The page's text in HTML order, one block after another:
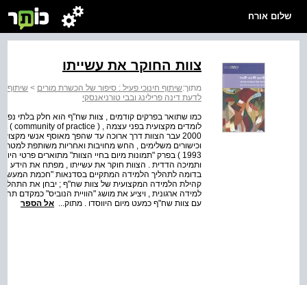
שלום אורח
צוות החוקר את עשייתו
מתוך:שיתוף חינוכי פעיל : סיפור של הכשרת מורים > שיתוף
לדעת דינה פרילינג ובבי טורניאנסקי
כמו שתואר בפרקים קודמים , צוות שח"ף הוא חלק בלתי
2000 עבר הצוות דרך ארוכה עד שהפך מאוסף אנשי
1993 ) בפרק "תמונות מיום בחיי הצוות" מתוארים פרטי
ותמיכה הדדית . הצוות חוקר את עשייתו , מפתח את
בדומה לתהליך הלמידה המתקיים בסדנאות "חכמת
קהילת הלמידה המקצועית של צוות שח"ף ; יבחן את
למידה ארגונית , ויציע את מושג "הוויית הנוביס" כמקדם
עם צוות שח"ף כמעט מיום היווסדו . מתוק... אל הספר